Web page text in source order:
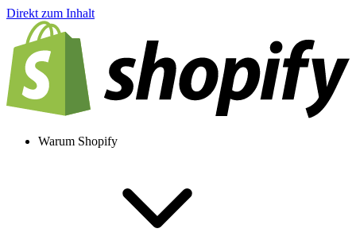
Direkt zum Inhalt
Warum Shopify